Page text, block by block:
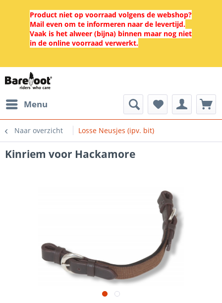
Product niet op voorraad volgens de webshop?
Mail even om te informeren naar de levertijd.
Vaak is het alweer (bijna) binnen maar nog niet
in de online voorraad verwerkt.
Menu
Naar overzicht Losse Neusjes (ipv. bit)
Kinriem voor Hackamore